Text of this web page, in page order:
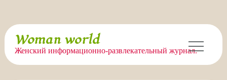
Перейти
содержимому
Woman world
Женский информационно-развлекательный журнал.